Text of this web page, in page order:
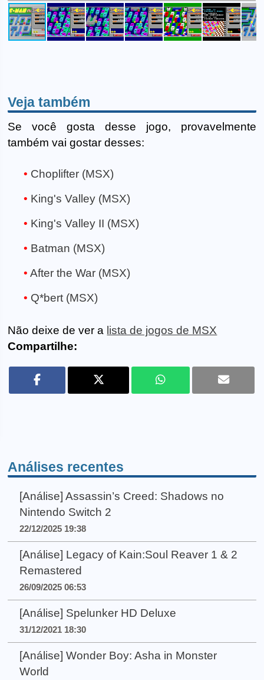
Veja também
Se você gosta desse jogo, provavelmente
também vai gostar desses:
Choplifter (MSX)
King's Valley (MSX)
King's Valley II (MSX)
Batman (MSX)
After the War (MSX)
Q*bert (MSX)
Não deixe de ver a lista de jogos de MSX
Compartilhe:
Análises recentes
[Análise] Assassin’s Creed: Shadows no
Nintendo Switch 2
22/12/2025 19:38
[Análise] Legacy of Kain:Soul Reaver 1 & 2
Remastered
26/09/2025 06:53
[Análise] Spelunker HD Deluxe
31/12/2021 18:30
[Análise] Wonder Boy: Asha in Monster
World